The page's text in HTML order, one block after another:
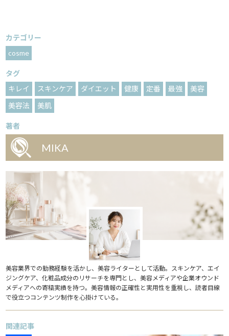
カテゴリー
cosme
タグ
キレイ
スキンケア ダイエット 健康 定番 最強
美容
美容法
美肌
著者
MIKA
美容業界での勤務経験を活かし、美容ライターとして活動。スキンケア、エイ
ジングケア、化粧品成分のリサーチを専門とし、美容メディアや企業オウンド
メディアへの寄稿実績を持つ。美容情報の正確性と実用性を重視し、読者目線
で役立つコンテンツ制作を心掛けている。
関連記事